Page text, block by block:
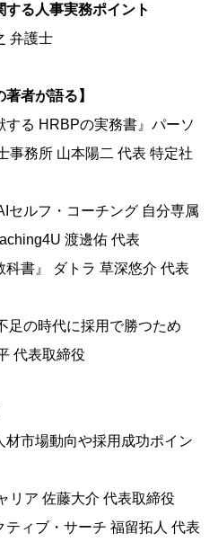
る人事実務ポイント
弁護士
者が語る】
する HRBPの実務書』パーソ
事務所 山本陽二 代表 特定社
セルフ・コーチング 自分専属
渡邊佑 代表
科書』 ダトラ 草深悠介 代表
足の時代に採用で勝つため
代表取締役
材市場動向や採用成功ポイン
リア 佐藤大介 代表取締役
ティブ・サーチ 福留拓人 代表